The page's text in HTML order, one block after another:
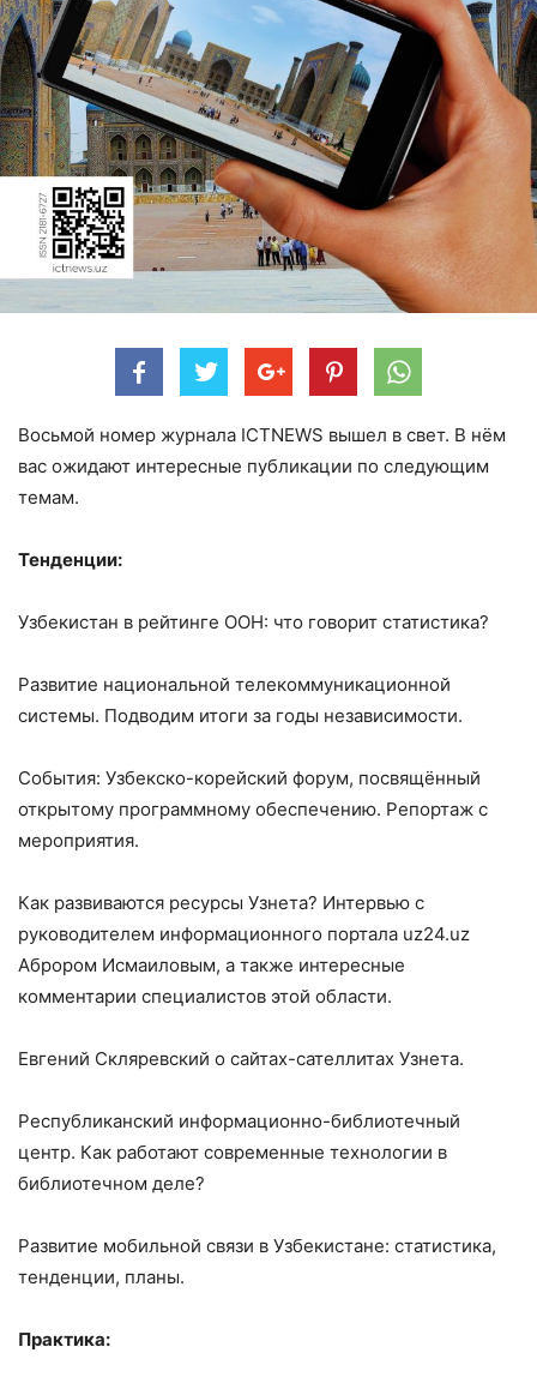
Восьмой номер журнала ICTNEWS вышел в свет. В нём
вас ожидают интересные публикации по следующим
темам.
Тенденции:
Узбекистан в рейтинге ООН: что говорит статистика?
Развитие национальной телекоммуникационной
системы. Подводим итоги за годы независимости.
События: Узбекско-корейский форум, посвящённый
открытому программному обеспечению. Репортаж с
мероприятия.
Как развиваются ресурсы Узнета? Интервью с
руководителем информационного портала uz24.uz
Аброром Исмаиловым, а также интересные
комментарии специалистов этой области.
Евгений Скляревский о сайтах-сателлитах Узнета.
Республиканский информационно-библиотечный
центр. Как работают современные технологии в
библиотечном деле?
Развитие мобильной связи в Узбекистане: статистика,
тенденции, планы.
Практика: